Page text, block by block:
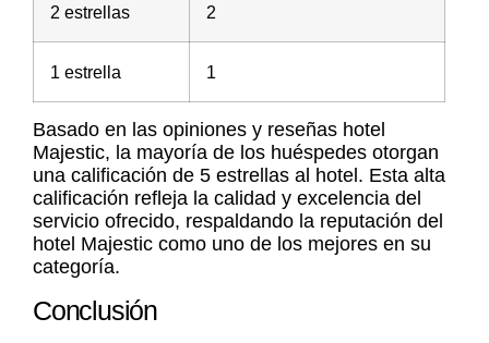
2 estrellas 2
1 estrella 1
Basado en las opiniones y reseñas hotel
Majestic, la mayoría de los huéspedes otorgan
una calificación de 5 estrellas al hotel. Esta alta
calificación refleja la calidad y excelencia del
servicio ofrecido, respaldando la reputación del
hotel Majestic como uno de los mejores en su
categoría.
Conclusión